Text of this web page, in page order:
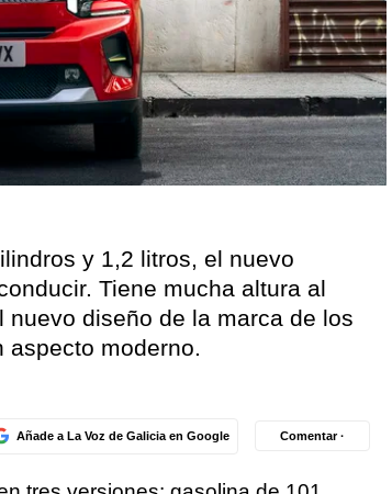
y 1,2 litros, el nuevo
Tiene mucha altura al
diseño de la marca de los
aspecto moderno.
Añade a La Voz de Galicia en Google Comentar ·